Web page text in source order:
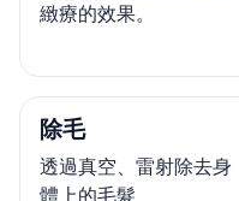
緻療的效果。
除毛
透過真空、雷射除去身
體上的毛髮